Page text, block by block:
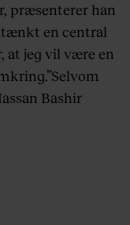
præsenterer han
en central
at jeg vil være en
Bashir